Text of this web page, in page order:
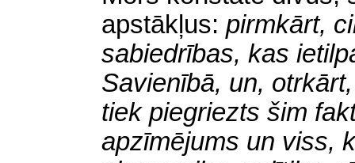
apstākļus: pirmkārt,
sabiedrības, kas
Savienībā, un,
tiek piegriezts šim
apzīmējums un viss,